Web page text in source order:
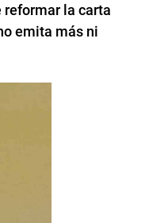
la carta
emita más ni